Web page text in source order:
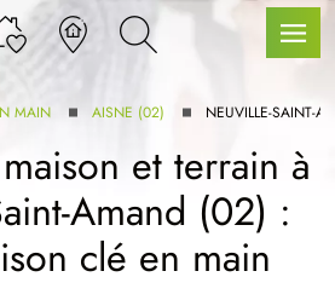
MAIN AISNE (02) NEUVILLE-SAINT-
et terrain à
Amand (02) :
clé en main